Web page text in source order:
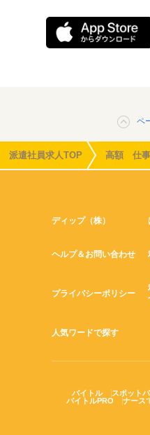
ペ
派遣社員求人TOP 高額 仕
ディップ（株）
ヘルプ＆お問い合わせ
プライバシーポリシー
人気ワードで探す
バイトル スポット
バイトルPRO
ナース